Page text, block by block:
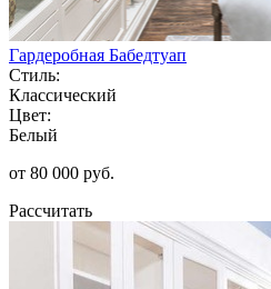
Гардеробная Бабедтуап
Стиль:
Классический
Цвет:
Белый
от 80 000 руб.
Рассчитать